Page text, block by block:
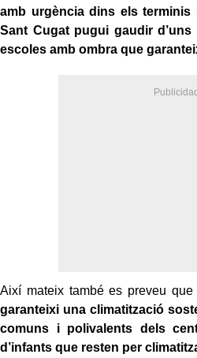
amb urgència dins els terminis
Sant Cugat pugui gaudir
escoles amb ombra que
Així mateix també es preveu
garanteixi una climatització
comuns i polivalents dels
d’infants que resten per